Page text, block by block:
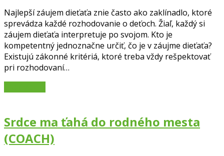
Najlepší záujem dieťaťa znie často ako zaklínadlo, ktoré
sprevádza každé rozhodovanie o deťoch. Žiaľ, každý si
záujem dieťaťa interpretuje po svojom. Kto je
kompetentný jednoznačne určiť, čo je v záujme dieťaťa?
Existujú zákonné kritériá, ktoré treba vždy rešpektovať
pri rozhodovaní…
Srdce ma ťahá do rodného mesta
(COACH)